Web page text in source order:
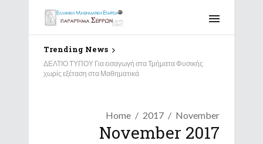
Trending News
ΔΕΛΤΙΟ ΤΥΠΟΥ Για εισαγωγή στα Τμήματα Φυσικής
χωρίς εξέταση στα Μαθηματικά
Home 2017 November
November 2017